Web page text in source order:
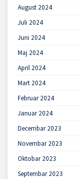
August 2024
Juli 2024
Juni 2024
Maj 2024
April 2024
Mart 2024
Februar 2024
Januar 2024
Decembar 2023
Novembar 2023
Oktobar 2023
Septembar 2023